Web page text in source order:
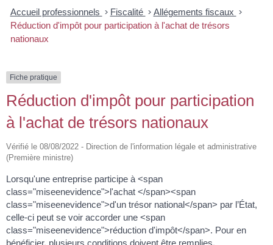
Accueil professionnels > Fiscalité > Allégements fiscaux >
Réduction d'impôt pour participation à l'achat de trésors
nationaux
Fiche pratique
Réduction d'impôt pour participation
à l'achat de trésors nationaux
Vérifié le 08/08/2022 - Direction de l'information légale et administrative
(Première ministre)
Lorsqu'une entreprise participe à <span
class="miseenevidence">l'achat </span><span
class="miseenevidence">d'un trésor national</span> par l’État,
celle-ci peut se voir accorder une <span
class="miseenevidence">réduction d'impôt</span>. Pour en